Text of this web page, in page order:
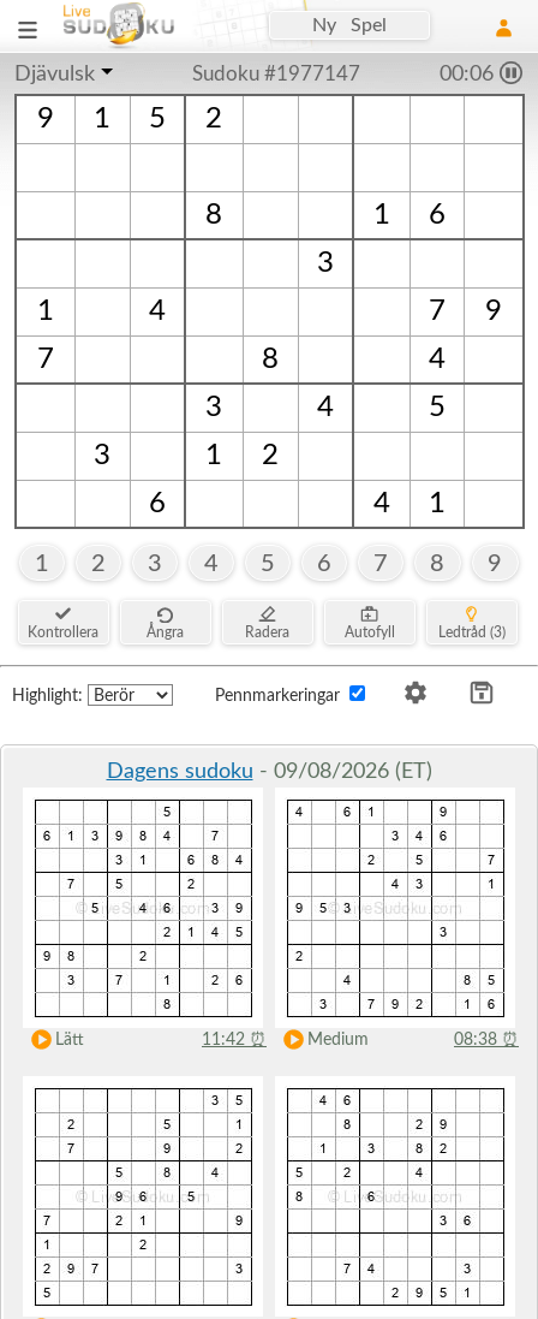
Ny Spel
Djävulsk Sudoku #1977147 00:06
9 1 5 2
8 1
6
3
1
4 7
9
7
8
4
3
4
5
3
1
2
6
4 1
1 2 3 4 5 6 7 8 9
Kontrollera Ångra Radera Autofyll Ledtråd (3)
Highlight: Pennmarkeringar
Dagens sudoku - 09/08/2026 (ET)
Lätt 11:42 ⏰ Medium 08:38 ⏰